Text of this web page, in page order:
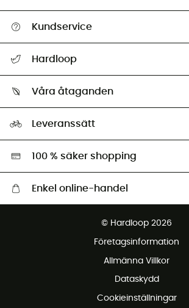
Kundservice
Retur & återbetalning
Hardloop
Ambassadörer
Våra åtaganden
Miljöanpassat urval
Leveranssätt
100 % säker shopping
Enkel online-handel
© Hardloop 2026
Företagsinformation
Allmänna Villkor
Dataskydd
Cookieinställningar